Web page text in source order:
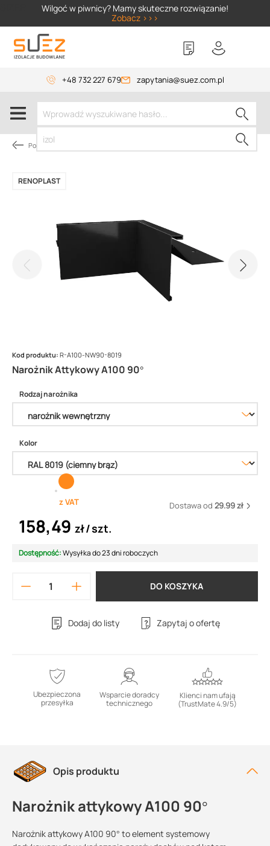
Wilgoć w piwnicy? Mamy skuteczne rozwiązanie!
Zobacz >>>
+48 732 227 679 zapytania@suez.com.pl
Pokrycie dachów płaskich
Narożnik Attykowy A100 90°
RENOPLAST
Kod produktu: R-A100-NW90-8019
Rodzaj narożnika
Kolor
z VAT Dostawa od 29.99 zł
158,49 zł szt.
Dostępność:Wysyłka do 23 dni roboczych
DO KOSZYKA
Dodaj do listy Zapytaj o ofertę
Ubezpieczona
przesyłka
Wsparcie doradcy
technicznego
Klienci nam ufają
(TrustMate 4.9/5)
Opis produktu
Narożnik attykowy A100 90°
Narożnik attykowy A100 90° to element systemowy